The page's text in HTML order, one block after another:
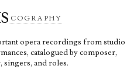
COGRAPHY
opera recordings from studio
catalogued by composer,
singers, and roles.